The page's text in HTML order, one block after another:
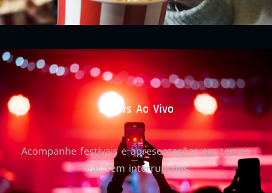
Shows Ao Vivo
Acompanhe festivais e apresentações em tempo
real, sem interrupções.